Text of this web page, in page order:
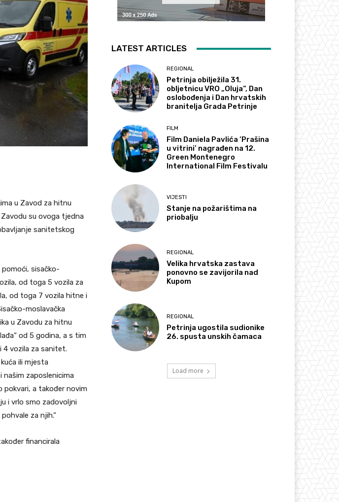
u Zavod za hitnu
su ovoga tjedna
sanitetskog
sisačko-
od toga 5 vozila za
od toga 7 vozila hitne i
moslavačka
u Zavodu za hitnu
od 5 godina, a s tim
4 vozila za sanitet.
ili mjesta
zaposlenicima
pokvari, a također novim
i vrlo smo zadovoljni
za njih.“
financirala
LATEST ARTICLES
REGIONAL
Petrinja obilježila 31.
obljetnicu VRO „Oluja“, Dan
oslobođenja i Dan hrvatskih
branitelja Grada Petrinje
FILM
Film Daniela Pavlića ‘Prašina
u vitrini’ nagrađen na 12.
Green Montenegro
International Film Festivalu
VIJESTI
Stanje na požarištima na
priobalju
REGIONAL
Velika hrvatska zastava
ponovno se zavijorila nad
Kupom
REGIONAL
Petrinja ugostila sudionike
26. spusta unskih čamaca
Load more